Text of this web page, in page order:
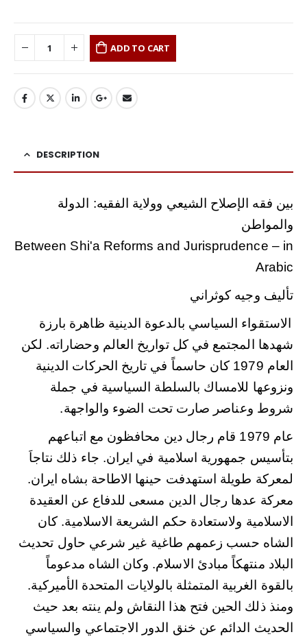
ADD TO CART
DESCRIPTION
بين فقه الإصلاح الشيعي وولاية الفقيه: الدولة
والمواطن
Between Shi'a Reforms and Jurisprudence – in
Arabic
تأليف وجيه كوثراني
الاستقواء السياسي بالدعوة الدينية ظاهرة بارزة
شهدها المجتمع في كل تواريخ العالم وحضاراته. لكن
العام 1979 كان حاسماً في تاريخ الحركات الدينية
ونزوعها للامساك بالسلطة السياسية في جملة
شروط وعناصر صارت تحت الضوء والواجهة.
عام 1979 قام رجال دين محافظون مع اتباعهم
بتأسيس جمهورية اسلامية في ايران. جاء ذلك نتاجاَ
لمعركة طويلة استهدفت حينها الاطاحة بشاه ايران.
معركة عدها رجال الدين مسعى للدفاع عن العقيدة
الاسلامية ولاستعادة حكم الشريعة الاسلامية. كان
الشاه حسب زعمهم طاغية غير شرعي حاول تحديث
البلاد منتهكاً مبادئ الاسلام. وكان الشاه مدعوماً
بالقوة الغربية المتمثلة بالولايات المتحدة الأميركية.
ومنذ ذلك الحين فتح هذا النقاش ولم ينته بعد حيث
الحديث الدائم عن خنق الدور الاجتماعي والسياسي